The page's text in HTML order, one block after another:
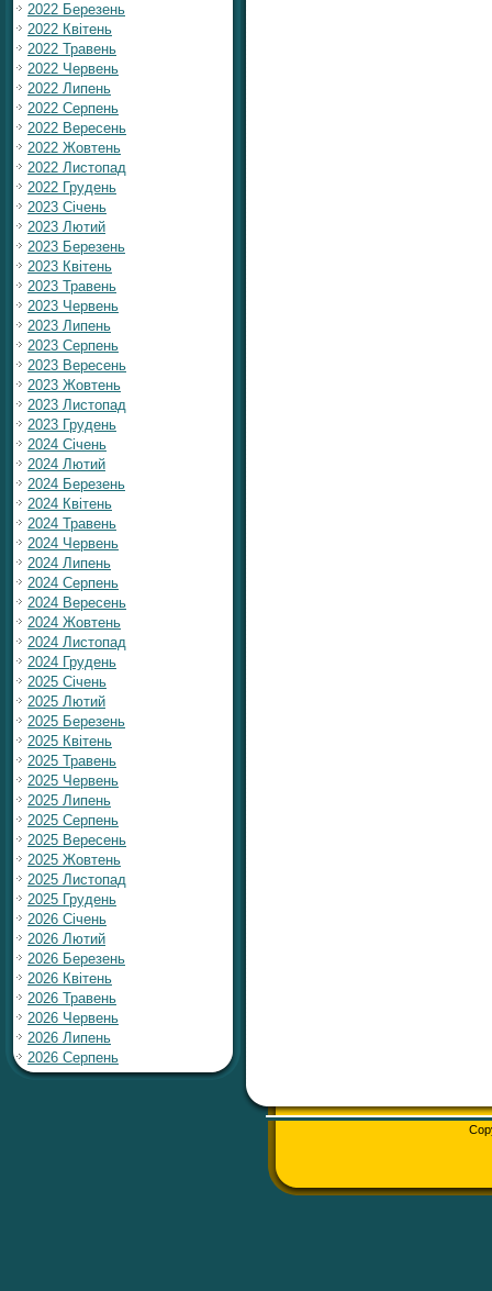
2022 Березень
2022 Квітень
2022 Травень
2022 Червень
2022 Липень
2022 Серпень
2022 Вересень
2022 Жовтень
2022 Листопад
2022 Грудень
2023 Січень
2023 Лютий
2023 Березень
2023 Квітень
2023 Травень
2023 Червень
2023 Липень
2023 Серпень
2023 Вересень
2023 Жовтень
2023 Листопад
2023 Грудень
2024 Січень
2024 Лютий
2024 Березень
2024 Квітень
2024 Травень
2024 Червень
2024 Липень
2024 Серпень
2024 Вересень
2024 Жовтень
2024 Листопад
2024 Грудень
2025 Січень
2025 Лютий
2025 Березень
2025 Квітень
2025 Травень
2025 Червень
2025 Липень
2025 Серпень
2025 Вересень
2025 Жовтень
2025 Листопад
2025 Грудень
2026 Січень
2026 Лютий
2026 Березень
2026 Квітень
2026 Травень
2026 Червень
2026 Липень
2026 Серпень